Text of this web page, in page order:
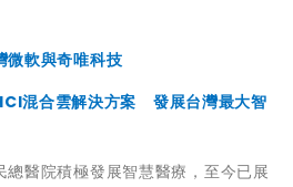
微軟與奇唯科技
混合雲解決方案 發展台灣最大智
醫院積極發展智慧醫療，至今已展